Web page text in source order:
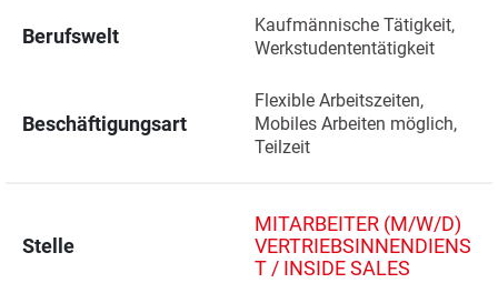
Berufswelt
Kaufmännische Tätigkeit,
Werkstudententätigkeit
Beschäftigungsart
Flexible Arbeitszeiten,
Mobiles Arbeiten möglich,
Teilzeit
Stelle
MITARBEITER (M/W/D)
VERTRIEBSINNENDIENS
T / INSIDE SALES